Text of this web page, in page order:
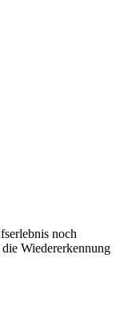
noch
Wiedererkennung